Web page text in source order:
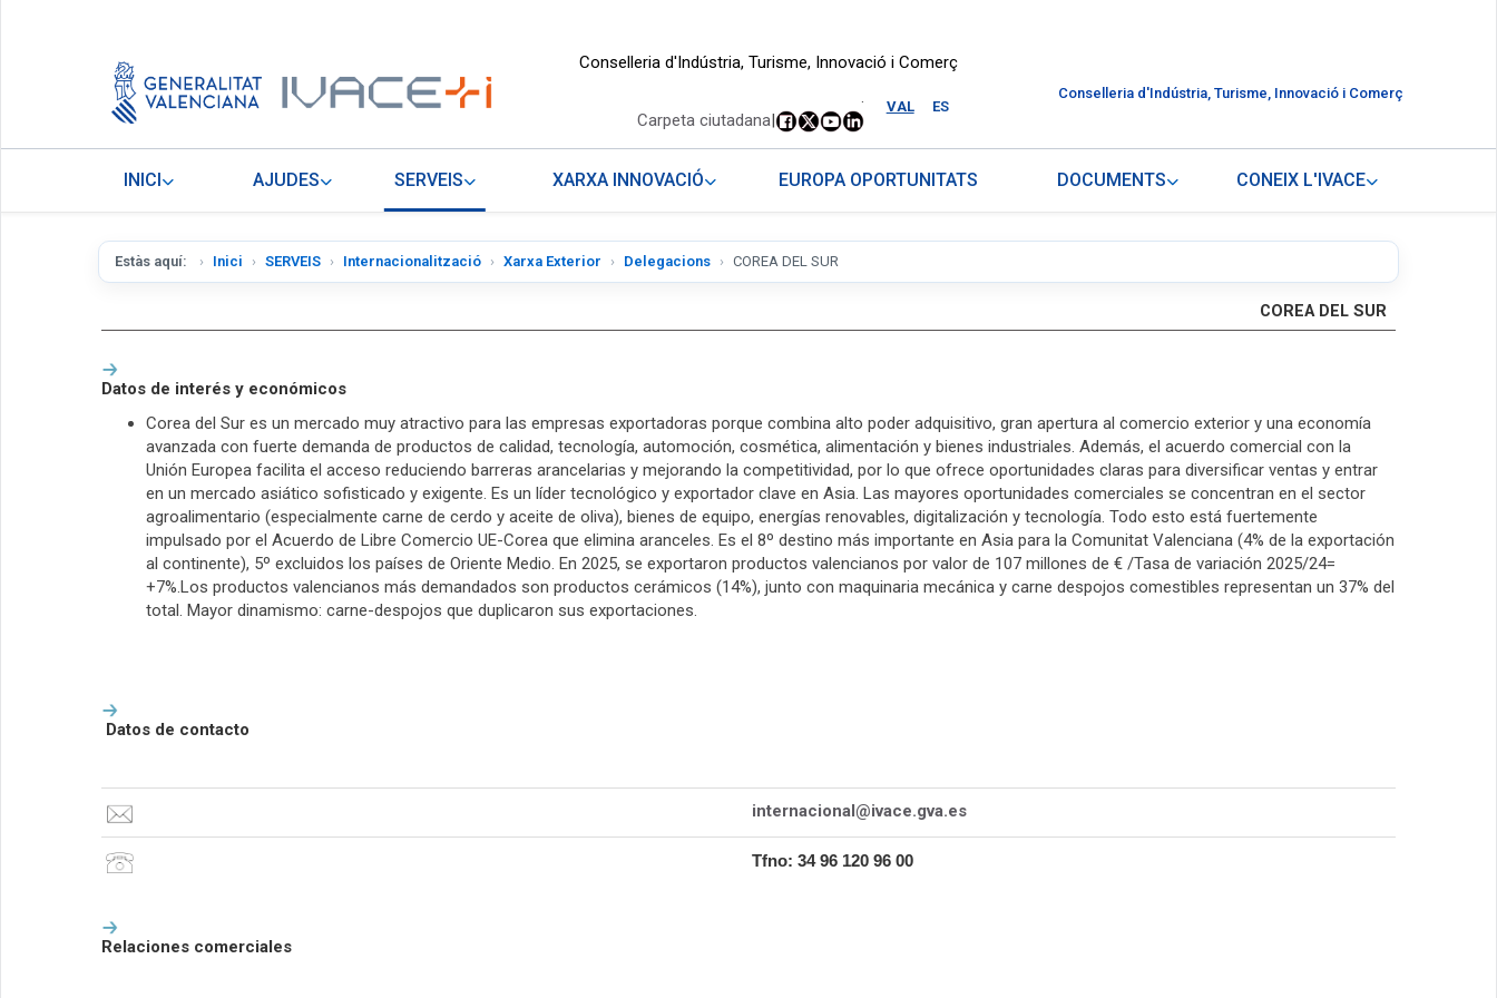
Conselleria d'Indústria, Turisme, Innovació i Comerç
VAL ES
.
Carpeta ciutadana|
Conselleria d'Indústria, Turisme, Innovació i Comerç
INICI AJUDES SERVEIS XARXA INNOVACIÓ EUROPA OPORTUNITATS DOCUMENTS CONEIX L'IVACE
Estàs aquí: Inici SERVEIS Internacionalització Xarxa Exterior Delegacions COREA DEL SUR
COREA DEL SUR
Datos de interés y económicos
Corea del Sur es un mercado muy atractivo para las empresas exportadoras porque combina alto poder adquisitivo, gran apertura al comercio exterior y una economía
avanzada con fuerte demanda de productos de calidad, tecnología, automoción, cosmética, alimentación y bienes industriales. Además, el acuerdo comercial con la
Unión Europea facilita el acceso reduciendo barreras arancelarias y mejorando la competitividad, por lo que ofrece oportunidades claras para diversificar ventas y entrar
en un mercado asiático sofisticado y exigente. Es un líder tecnológico y exportador clave en Asia. Las mayores oportunidades comerciales se concentran en el sector
agroalimentario (especialmente carne de cerdo y aceite de oliva), bienes de equipo, energías renovables, digitalización y tecnología. Todo esto está fuertemente
impulsado por el Acuerdo de Libre Comercio UE-Corea que elimina aranceles. Es el 8º destino más importante en Asia para la Comunitat Valenciana (4% de la exportación
al continente), 5º excluidos los países de Oriente Medio. En 2025, se exportaron productos valencianos por valor de 107 millones de € /Tasa de variación 2025/24=
+7%.Los productos valencianos más demandados son productos cerámicos (14%), junto con maquinaria mecánica y carne despojos comestibles representan un 37% del
total. Mayor dinamismo: carne-despojos que duplicaron sus exportaciones.
Datos de contacto
internacional@ivace.gva.es
Tfno: 34 96 120 96 00
Relaciones comerciales